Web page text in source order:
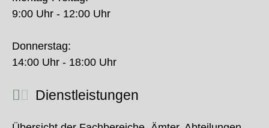
9:00 Uhr - 12:00 Uhr
Donnerstag:
14:00 Uhr - 18:00 Uhr
Dienstleistungen